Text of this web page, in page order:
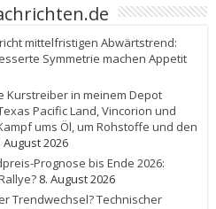
mittelfristigen Abwärtstrend:
Symmetrie machen Appetit
Kurstreiber in meinem Depot
Pacific Land, Vincorion und
ums Öl, um Rohstoffe und den
August 2026
Prognose bis Ende 2026:
8. August 2026
Trendwechsel? Technischer